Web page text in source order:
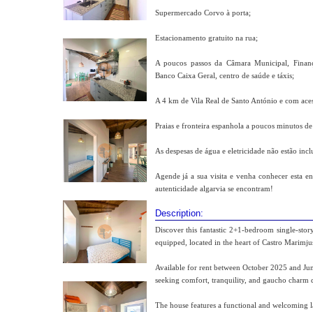
Supermercado Corvo à porta;
Estacionamento gratuito na rua;
A poucos passos da Câmara Municipal,
Banco Caixa Geral, centro de saúde e táxis;
A 4 km de Vila Real de Santo António e com
Praias e fronteira espanhola a poucos minutos
As despesas de água e eletricidade não estão
Agende já a sua visita e venha conhecer esta
autenticidade algarvia se encontram!
Description:
Discover this fantastic 2+1-bedroom single-
equipped, located in the heart of Castro
Available for rent between October 2025 and
seeking comfort, tranquility, and gaucho charm
The house features a functional and welcoming